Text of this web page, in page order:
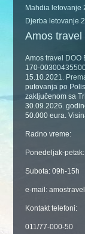
Mahdia letovanje
Djerba letovanje
Amos travel
Amos travel DOO
170-
15.10.2021.
putovanja po
zaključenom sa
30.09.2026.
50.000 eura.
Radno vreme:
Ponedeljak-
Subota: 09h-15h
e-mail:
Kontakt telefoni:
011/77-000-50